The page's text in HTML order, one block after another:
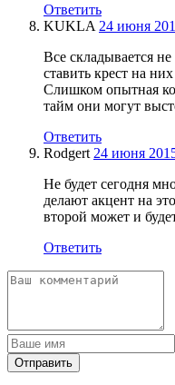
Ответить
KUKLA 24 июня
Все складывается
ставить крест на
Слишком опытная
тайм они могут
Ответить
Rodgert 24 июня
Не будет сегодня
делают акцент на
второй может и
Ответить
Отправить